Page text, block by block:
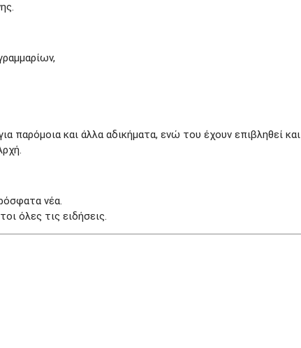
παρόμοια και άλλα αδικήματα, ενώ του έχουν επιβληθεί και
νέα.
όλες τις ειδήσεις.